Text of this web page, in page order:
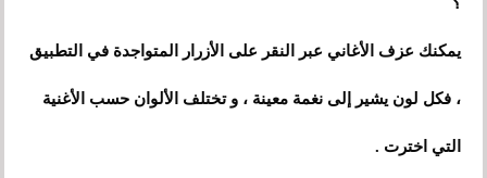
يمكنك عزف الأغاني عبر النقر على الأزرار المتواجدة في التطبيق
،فكل لون يشير إلى نغمة معينة،و تختلف الألوان حسب الأغنية
التي اخترت .